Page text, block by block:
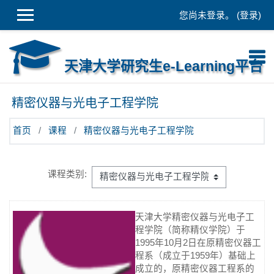
您尚未登录。 (登录)
天津大学研究生e-Learning平台
精密仪器与光电子工程学院
首页 课程 精密仪器与光电子工程学院
课程类别:
天津大学精密仪器与光电子工
程学院（简称精仪学院）于
1995年10月2日在原精密仪器工
程系（成立于1959年）基础上
成立的，原精密仪器工程系的